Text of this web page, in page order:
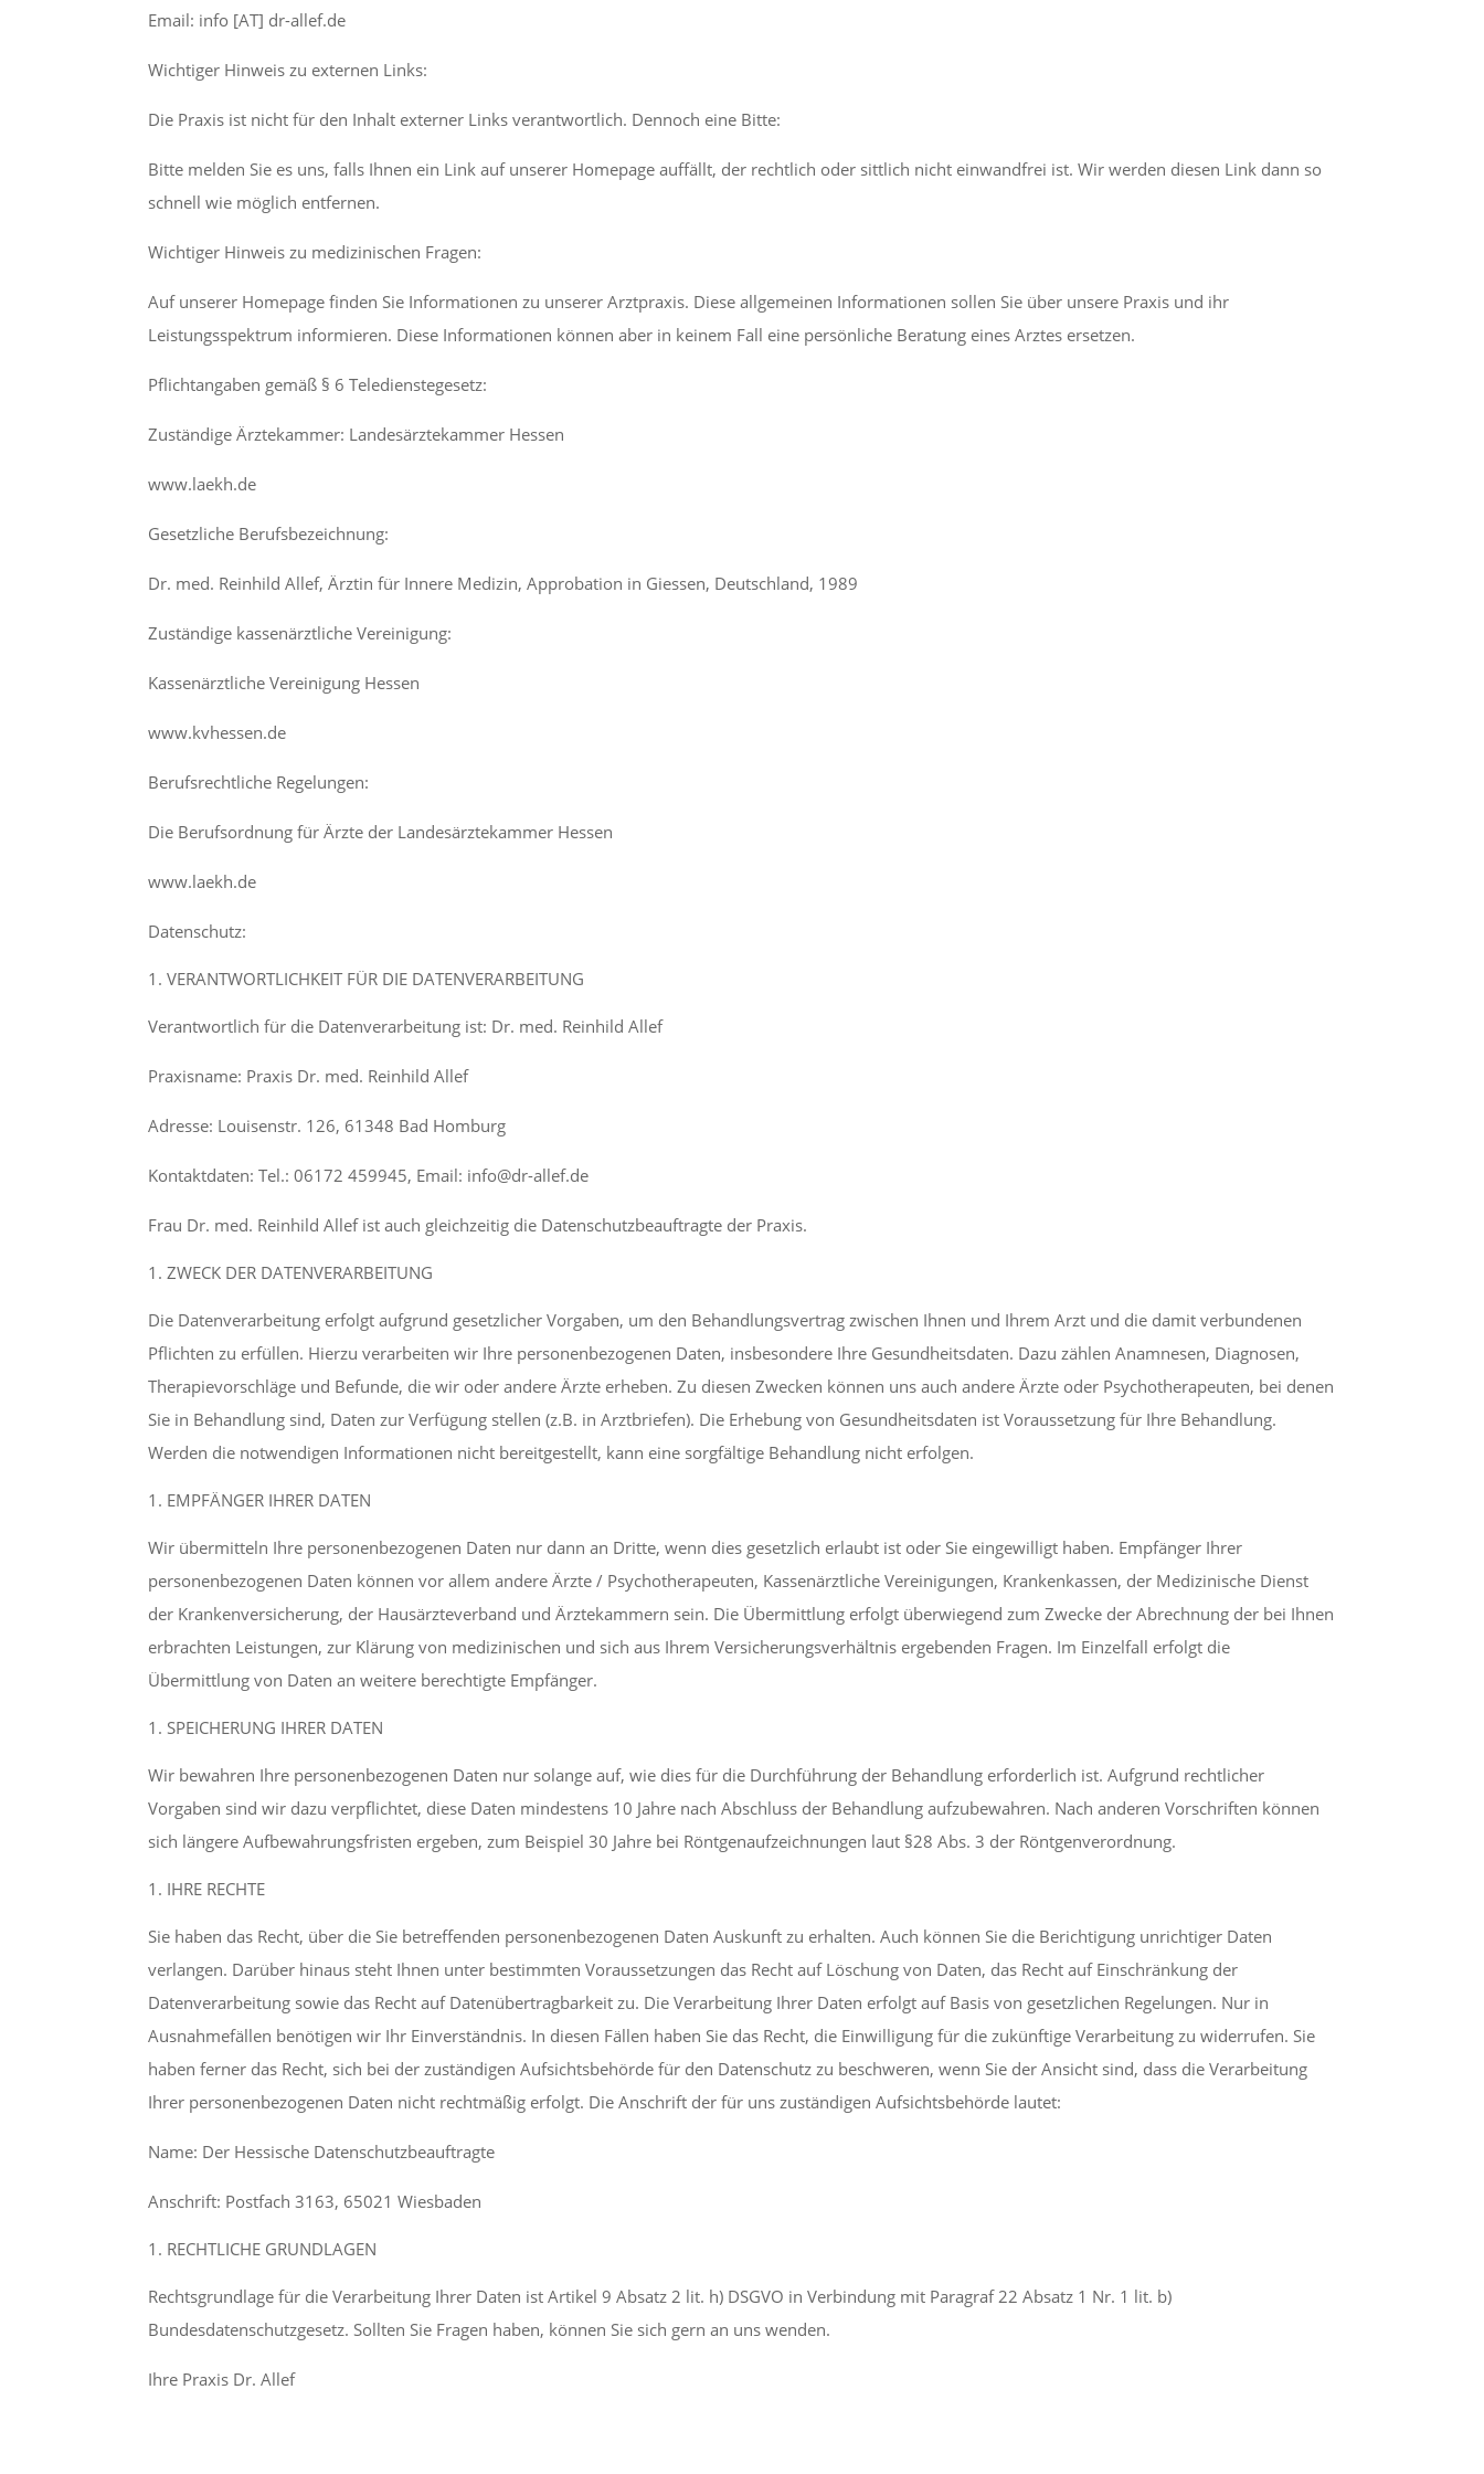
Email: info [AT] dr-allef.de
Wichtiger Hinweis zu externen Links:
Die Praxis ist nicht für den Inhalt externer Links verantwortlich. Dennoch eine Bitte:
Bitte melden Sie es uns, falls Ihnen ein Link auf unserer Homepage auffällt, der rechtlich oder sittlich nicht einwandfrei ist. Wir werden diesen Link dann so
schnell wie möglich entfernen.
Wichtiger Hinweis zu medizinischen Fragen:
Auf unserer Homepage finden Sie Informationen zu unserer Arztpraxis. Diese allgemeinen Informationen sollen Sie über unsere Praxis und ihr
Leistungsspektrum informieren. Diese Informationen können aber in keinem Fall eine persönliche Beratung eines Arztes ersetzen.
Pflichtangaben gemäß § 6 Teledienstegesetz:
Zuständige Ärztekammer: Landesärztekammer Hessen
www.laekh.de
Gesetzliche Berufsbezeichnung:
Dr. med. Reinhild Allef, Ärztin für Innere Medizin, Approbation in Giessen, Deutschland, 1989
Zuständige kassenärztliche Vereinigung:
Kassenärztliche Vereinigung Hessen
www.kvhessen.de
Berufsrechtliche Regelungen:
Die Berufsordnung für Ärzte der Landesärztekammer Hessen
www.laekh.de
Datenschutz:
VERANTWORTLICHKEIT FÜR DIE DATENVERARBEITUNG
Verantwortlich für die Datenverarbeitung ist: Dr. med. Reinhild Allef
Praxisname: Praxis Dr. med. Reinhild Allef
Adresse: Louisenstr. 126, 61348 Bad Homburg
Kontaktdaten: Tel.: 06172 459945, Email: info@dr-allef.de
Frau Dr. med. Reinhild Allef ist auch gleichzeitig die Datenschutzbeauftragte der Praxis.
ZWECK DER DATENVERARBEITUNG
Die Datenverarbeitung erfolgt aufgrund gesetzlicher Vorgaben, um den Behandlungsvertrag zwischen Ihnen und Ihrem Arzt und die damit verbundenen
Pflichten zu erfüllen. Hierzu verarbeiten wir Ihre personenbezogenen Daten, insbesondere Ihre Gesundheitsdaten. Dazu zählen Anamnesen, Diagnosen,
Therapievorschläge und Befunde, die wir oder andere Ärzte erheben. Zu diesen Zwecken können uns auch andere Ärzte oder Psychotherapeuten, bei denen
Sie in Behandlung sind, Daten zur Verfügung stellen (z.B. in Arztbriefen). Die Erhebung von Gesundheitsdaten ist Voraussetzung für Ihre Behandlung.
Werden die notwendigen Informationen nicht bereitgestellt, kann eine sorgfältige Behandlung nicht erfolgen.
EMPFÄNGER IHRER DATEN
Wir übermitteln Ihre personenbezogenen Daten nur dann an Dritte, wenn dies gesetzlich erlaubt ist oder Sie eingewilligt haben. Empfänger Ihrer
personenbezogenen Daten können vor allem andere Ärzte / Psychotherapeuten, Kassenärztliche Vereinigungen, Krankenkassen, der Medizinische Dienst
der Krankenversicherung, der Hausärzteverband und Ärztekammern sein. Die Übermittlung erfolgt überwiegend zum Zwecke der Abrechnung der bei Ihnen
erbrachten Leistungen, zur Klärung von medizinischen und sich aus Ihrem Versicherungsverhältnis ergebenden Fragen. Im Einzelfall erfolgt die
Übermittlung von Daten an weitere berechtigte Empfänger.
SPEICHERUNG IHRER DATEN
Wir bewahren Ihre personenbezogenen Daten nur solange auf, wie dies für die Durchführung der Behandlung erforderlich ist. Aufgrund rechtlicher
Vorgaben sind wir dazu verpflichtet, diese Daten mindestens 10 Jahre nach Abschluss der Behandlung aufzubewahren. Nach anderen Vorschriften können
sich längere Aufbewahrungsfristen ergeben, zum Beispiel 30 Jahre bei Röntgenaufzeichnungen laut §28 Abs. 3 der Röntgenverordnung.
IHRE RECHTE
Sie haben das Recht, über die Sie betreffenden personenbezogenen Daten Auskunft zu erhalten. Auch können Sie die Berichtigung unrichtiger Daten
verlangen. Darüber hinaus steht Ihnen unter bestimmten Voraussetzungen das Recht auf Löschung von Daten, das Recht auf Einschränkung der
Datenverarbeitung sowie das Recht auf Datenübertragbarkeit zu. Die Verarbeitung Ihrer Daten erfolgt auf Basis von gesetzlichen Regelungen. Nur in
Ausnahmefällen benötigen wir Ihr Einverständnis. In diesen Fällen haben Sie das Recht, die Einwilligung für die zukünftige Verarbeitung zu widerrufen. Sie
haben ferner das Recht, sich bei der zuständigen Aufsichtsbehörde für den Datenschutz zu beschweren, wenn Sie der Ansicht sind, dass die Verarbeitung
Ihrer personenbezogenen Daten nicht rechtmäßig erfolgt. Die Anschrift der für uns zuständigen Aufsichtsbehörde lautet:
Name: Der Hessische Datenschutzbeauftragte
Anschrift: Postfach 3163, 65021 Wiesbaden
RECHTLICHE GRUNDLAGEN
Rechtsgrundlage für die Verarbeitung Ihrer Daten ist Artikel 9 Absatz 2 lit. h) DSGVO in Verbindung mit Paragraf 22 Absatz 1 Nr. 1 lit. b)
Bundesdatenschutzgesetz. Sollten Sie Fragen haben, können Sie sich gern an uns wenden.
Ihre Praxis Dr. Allef